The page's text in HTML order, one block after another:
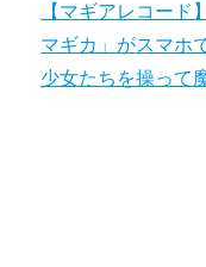
【マギアレコー
マギカ」がスマホ
少女たちを操って